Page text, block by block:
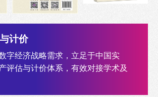
计价
字经济战略需求，立足于中国实
评估与计价体系，有效对接学术及